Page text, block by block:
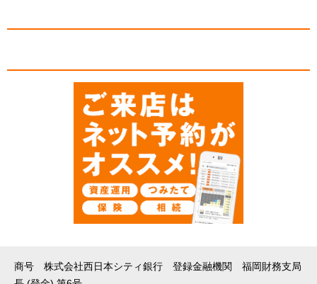
商号 株式会社西日本シティ銀行 登録金融機関 福岡財務支局